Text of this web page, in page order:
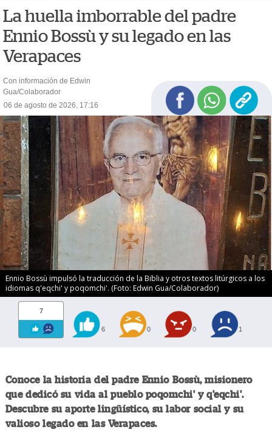
La huella imborrable del padre
Ennio Bossù y su legado en las
Verapaces
Con información de Edwin
Gua/Colaborador
06 de agosto de 2026, 17:16
Ennio Bossù impulsó la traducción de la Biblia y otros textos litúrgicos a los
idiomas q'eqchi' y poqomchi'. (Foto: Edwin Gua/Colaborador)
7
6 0 0 1
Conoce la historia del padre Ennio Bossù, misionero
que dedicó su vida al pueblo poqomchi' y q'eqchi'.
Descubre su aporte lingüístico, su labor social y su
valioso legado en las Verapaces.